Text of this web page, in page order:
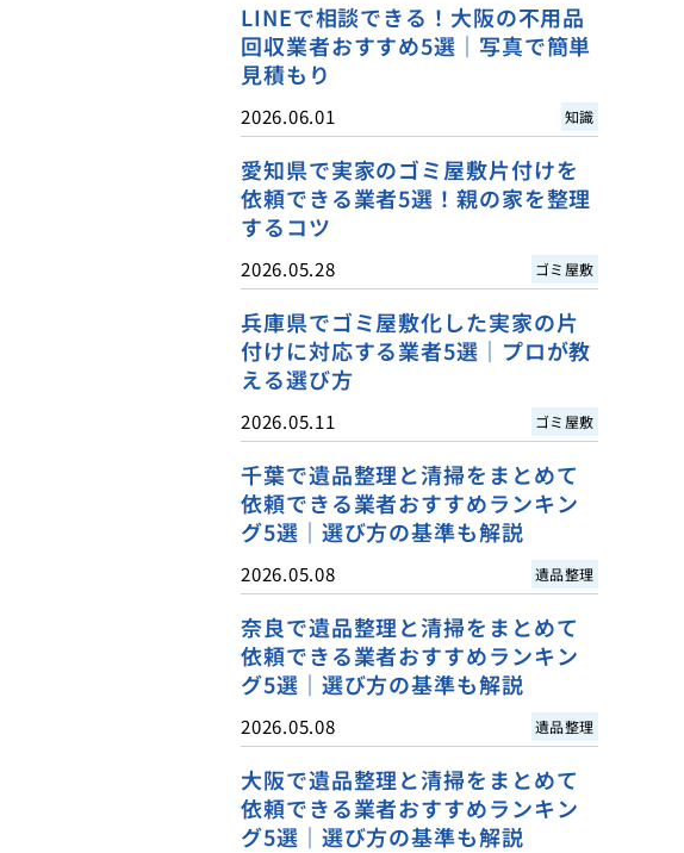
LINEで相談できる！大阪の不用品
回収業者おすすめ5選｜写真で簡単
見積もり
2026.06.01 知識
愛知県で実家のゴミ屋敷片付けを
依頼できる業者5選！親の家を整理
するコツ
2026.05.28 ゴミ屋敷
兵庫県でゴミ屋敷化した実家の片
付けに対応する業者5選｜プロが教
える選び方
2026.05.11 ゴミ屋敷
千葉で遺品整理と清掃をまとめて
依頼できる業者おすすめランキン
グ5選｜選び方の基準も解説
2026.05.08 遺品整理
奈良で遺品整理と清掃をまとめて
依頼できる業者おすすめランキン
グ5選｜選び方の基準も解説
2026.05.08 遺品整理
大阪で遺品整理と清掃をまとめて
依頼できる業者おすすめランキン
グ5選｜選び方の基準も解説